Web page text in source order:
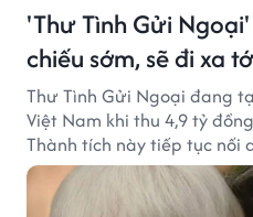
'Thư Tình Gửi
chiếu sớm, sẽ đi xa
Thư Tình Gửi Ngoại đang
Việt Nam khi thu 4,9 tỷ
Thành tích này tiếp tục nối
từng gây sốt với doanh thu
ngoài.